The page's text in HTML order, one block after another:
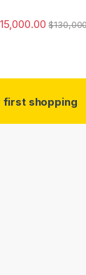
$
first shopping